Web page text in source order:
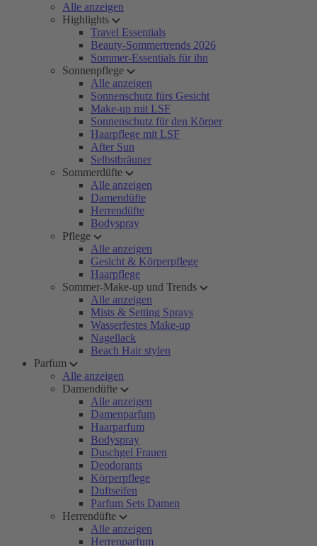
Alle anzeigen
Highlights
Travel Essentials
Beauty-Sommertrends 2026
Sommer-Essentials für ihn
Sonnenpflege
Alle anzeigen
Sonnenschutz fürs Gesicht
Make-up mit LSF
Sonnenschutz für den Körper
Haarpflege mit LSF
After Sun
Selbstbräuner
Sommerdüfte
Alle anzeigen
Damendüfte
Herrendüfte
Bodyspray
Pflege
Alle anzeigen
Gesicht & Körperpflege
Haarpflege
Sommer-Make-up und Trends
Alle anzeigen
Mists & Setting Sprays
Wasserfestes Make-up
Nagellack
Beach Hair stylen
Parfum
Alle anzeigen
Damendüfte
Alle anzeigen
Damenparfum
Haarparfum
Bodyspray
Duschgel Frauen
Deodorants
Körperpflege
Duftseifen
Parfum Sets Damen
Herrendüfte
Alle anzeigen
Herrenparfum